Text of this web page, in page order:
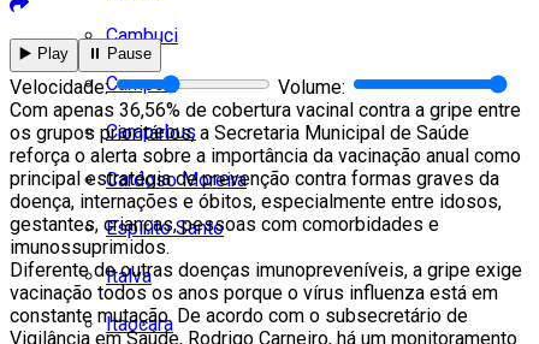
Cambuci
Campos
Carapebus
Cardoso Moreira
Espírito Santo
Italva
Itaocara
▶️ Play ⏸️ Pause
Velocidade:
Volume:
Com apenas 36,56% de cobertura vacinal contra a gripe entre
os grupos prioritários, a Secretaria Municipal de Saúde
reforça o alerta sobre a importância da vacinação anual como
principal estratégia de prevenção contra formas graves da
doença, internações e óbitos, especialmente entre idosos,
gestantes, crianças, pessoas com comorbidades e
imunossuprimidos.
Diferente de outras doenças imunopreveníveis, a gripe exige
vacinação todos os anos porque o vírus influenza está em
constante mutação. De acordo com o subsecretário de
Vigilância em Saúde, Rodrigo Carneiro, há um monitoramento